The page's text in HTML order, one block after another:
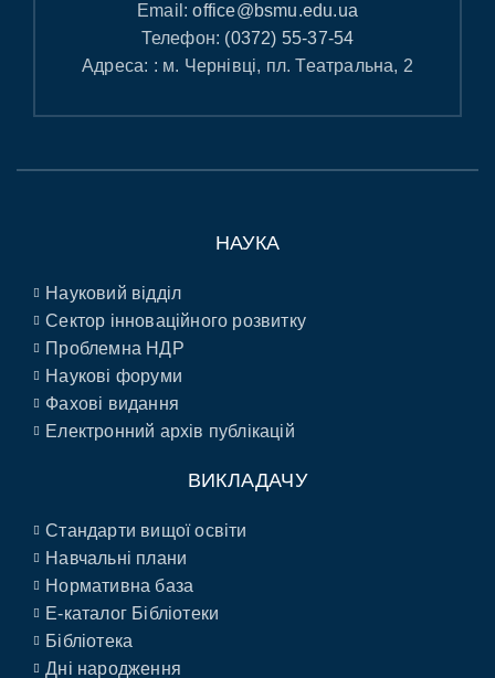
Email:office@bsmu.edu.ua
Телефон: (0372) 55-37-54
Адреса: : м. Чернівці, пл. Театральна, 2
НАУКА
Науковий відділ
Сектор інноваційного розвитку
Проблемна НДР
Наукові форуми
Фахові видання
Електронний архів публікацій
ВИКЛАДАЧУ
Стандарти вищої освіти
Навчальні плани
Нормативна база
E-каталог Бібліотеки
Бібліотека
Дні народження